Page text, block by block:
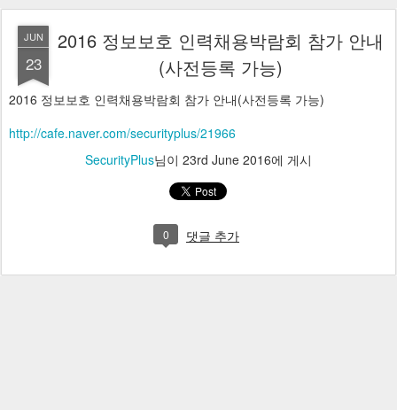
JUN
23
2016 정보보호 인력채용박람회 참가 안내
(사전등록 가능)
2016 정보보호 인력채용박람회 참가 안내(사전등록 가능)
http://cafe.naver.com/securityplus/21966
SecurityPlus님이 23rd June 2016에 게시
0 댓글 추가